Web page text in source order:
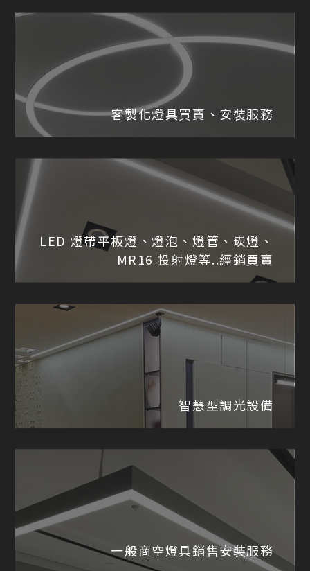
客製化燈具買賣、 安裝服務
LED 燈帶平板燈、燈泡、燈管、崁燈、
MR16 投射燈等..經銷買賣
智慧型調光設備
一般商空燈具銷售安裝服務